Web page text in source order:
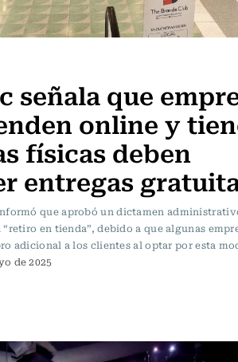
señala que
online y
físicas deben
entregas
que aprobó un dictamen
en tienda”, debido a que algunas
adicional a los clientes al optar por esta
de 2025